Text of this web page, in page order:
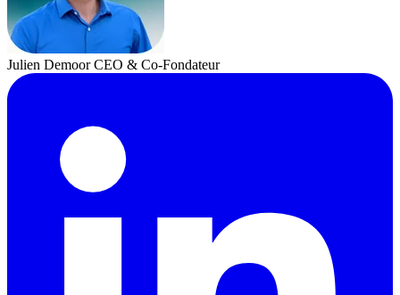
Julien Demoor CEO & Co-Fondateur